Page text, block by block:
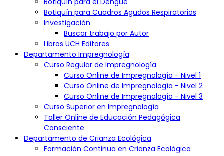
Información Recopilada:
La Universidad Candegabe recopila información personal como
nombre, dirección de correo electrónico y detalles de pago.
Esta información se utiliza para administrar cuentas de usuario y
procesar pagos.
Cookies y Tecnologías Similares:
El sitio puede utilizar cookies y tecnologías similares para
mejorar la experiencia del usuario. Puedes gestionar las
preferencias de cookies a través de la configuración de tu
Seguridad de la Información:
Se implementan medidas de seguridad para proteger la
información del usuario. Sin embargo, la transmisión de datos a
través de Internet no puede garantizarse como totalmente
segura.
Botiquín para Cuadros Agudos Respiratorios
Investigación
Buscar trabajo por Autor
Libros UCH Editores
Departamento Impregnología
Curso Regular de Impregnología
Curso Online de Impregnología - Nivel 1
Curso Online de Impregnología - Nivel 2
Curso Online de Impregnología - Nivel 3
Curso Superior en Impregnología
Taller Online de Educación Pedagógica
Consciente
Departamento de Crianza Ecológica
Formación Continua en Crianza Ecológica